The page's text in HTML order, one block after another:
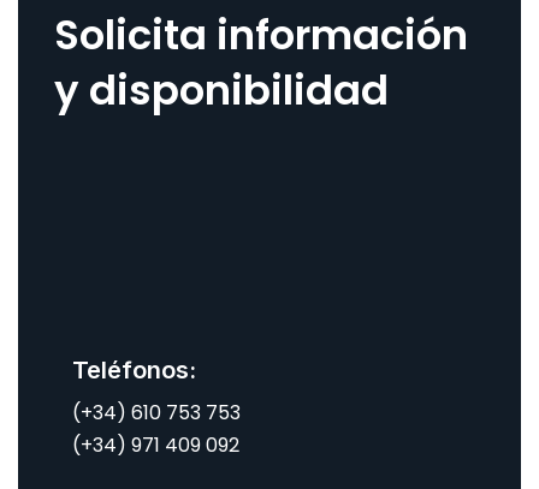
Solicita información
y disponibilidad
Teléfonos:
(+34) 610 753 753
(+34) 971 409 092